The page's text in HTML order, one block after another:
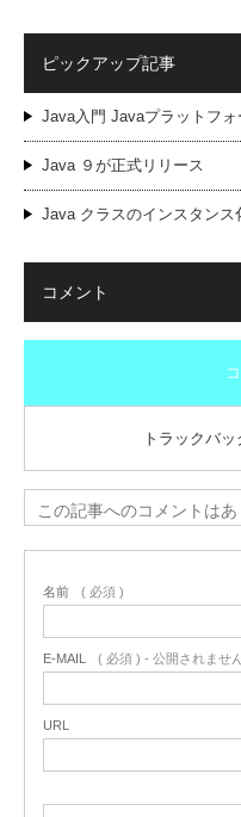
ピックアップ記事
Java入門 Javaプラットフ
Java ９が正式リリース
Java クラスのインスタンス
コメント
トラックバッ
この記事へのコメントはあ
名前 ( 必須 )
E-MAIL ( 必須 ) - 公開されませ
URL